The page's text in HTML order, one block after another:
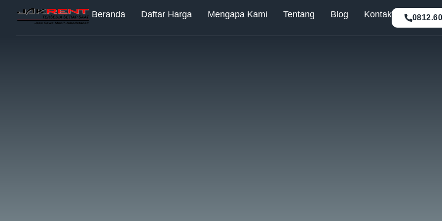
Beranda Daftar Harga Mengapa Kami Tentang Blog Kontak